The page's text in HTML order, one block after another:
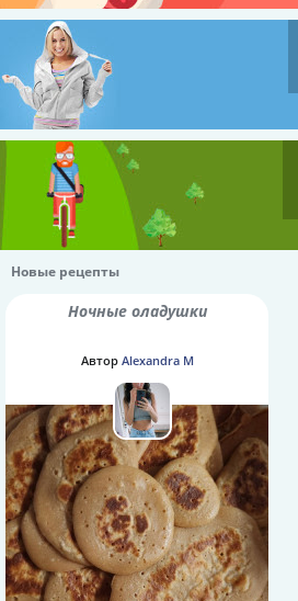
Новые рецепты
Ночные оладушки
Автор Alexandra M